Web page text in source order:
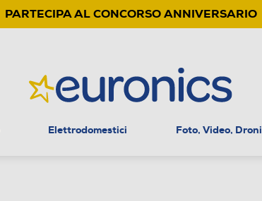
PARTECIPA AL CONCORSO ANNIVERSARIO
Elettrodomestici Foto, Video, Droni